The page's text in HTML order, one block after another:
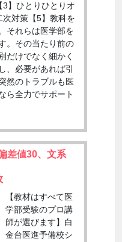
3】ひとりひとりオ
対策【5】教科を
それらは医学部を
。その当たり前の
だけでなく細かく
、必要があれば引
然のトラブルも医
ら全力でサポート
差値30、文系
【教材はすべて医
学部受験のプロ講
師が選びます】白
金台医進予備校シ